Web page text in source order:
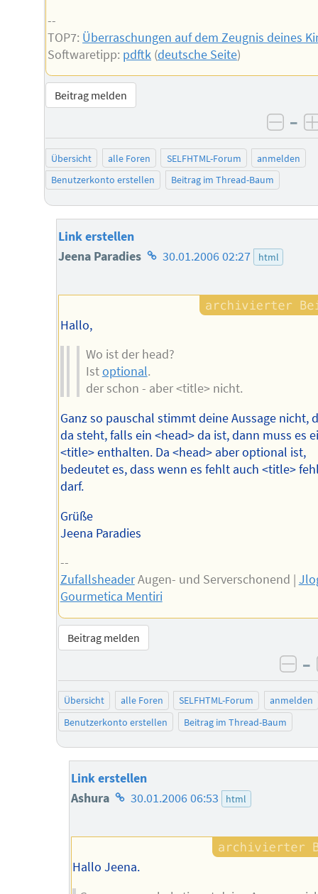
--
TOP7: Überraschungen auf dem Zeugnis deines
Softwaretipp: pdftk (deutsche Seite)
Beitrag melden
–
Übersicht alle Foren SELFHTML-Forum
anmelden
Benutzerkonto erstellen
Beitrag im Thread-Baum
Link erstellen
Jeena Paradies Homepage
Autors
30.01.2006 02:27 html
Hallo,
Wo ist der head?
Istoptional.
der schon - aber <title> nicht.
Ganz so pauschal stimmt deine Aussage nicht,
da steht, falls ein <head> da ist, dann muss es
<title> enthalten. Da <head> aber optional ist,
bedeutet es, dass wenn es fehlt auch <title>
darf.
Grüße
Jeena Paradies
--
ZufallsheaderAugen- und Serverschonend |
Gourmetica Mentiri
Beitrag melden
–
Übersicht alle Foren SELFHTML-Forum
anmelden
Benutzerkonto erstellen
Beitrag im Thread-Baum
Link erstellen
Ashura Homepage
Autors
30.01.2006 06:53 html
Hallo Jeena.